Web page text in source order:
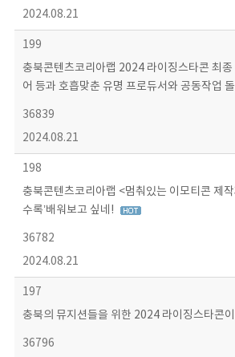
2024.08.21
199
충북콘텐츠코리아랩 2024 라이징스타콘 최
어 등과 호흡맞춘 유명 프로듀서와 공동작업
36839
2024.08.21
198
충북콘텐츠코리아랩 <멈춰있는 이모티콘 제
수록’배워보고 싶네!
36782
2024.08.21
197
충북의 뮤지션들을 위한 2024 라이징스타콘
36796